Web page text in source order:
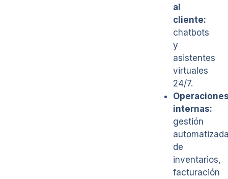
al
cliente:
chatbots
y
asistentes
virtuales
24/7.
internas:
gestión
de
inventarios,
facturación